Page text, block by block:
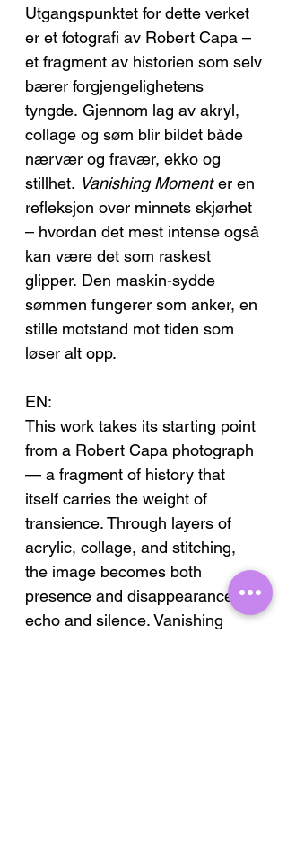
Utgangspunktet for dette verket
er et fotografi av Robert Capa –
et fragment av historien som selv
bærer forgjengelighetens
tyngde. Gjennom lag av akryl,
collage og søm blir bildet både
nærvær og fravær, ekko og
stillhet. Vanishing Momenter en
refleksjon over minnets skjørhet
– hvordan det mest intense også
kan være det som raskest
glipper. Den maskin-sydde
sømmen fungerer som anker, en
stille motstand mot tiden som
løser alt opp.
EN:
This work takes its starting point
from a Robert Capa photograph
— a fragment of history that
itself carries the weight of
transience. Through layers of
acrylic, collage, and stitching,
the image becomes both
presence and disappearance,
echo and silence. Vanishing